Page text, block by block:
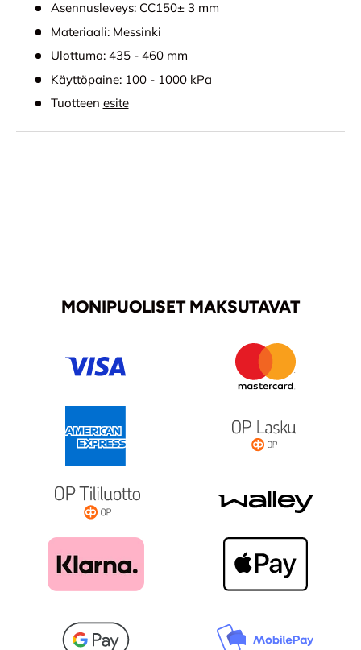
Asennusleveys: CC150± 3 mm
Materiaali: Messinki
Ulottuma: 435 - 460 mm
Käyttöpaine: 100 - 1000 kPa
Tuotteen esite
MONIPUOLISET MAKSUTAVAT